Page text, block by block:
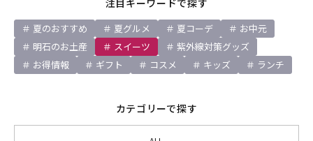
注目キーワードで探す
夏のおすすめ 夏グルメ 夏コーデ
お中元
明石のお土産
スイーツ
紫外線対策グッズ
お得情報
ギフト コスメ キッズ ランチ
カテゴリーで探す